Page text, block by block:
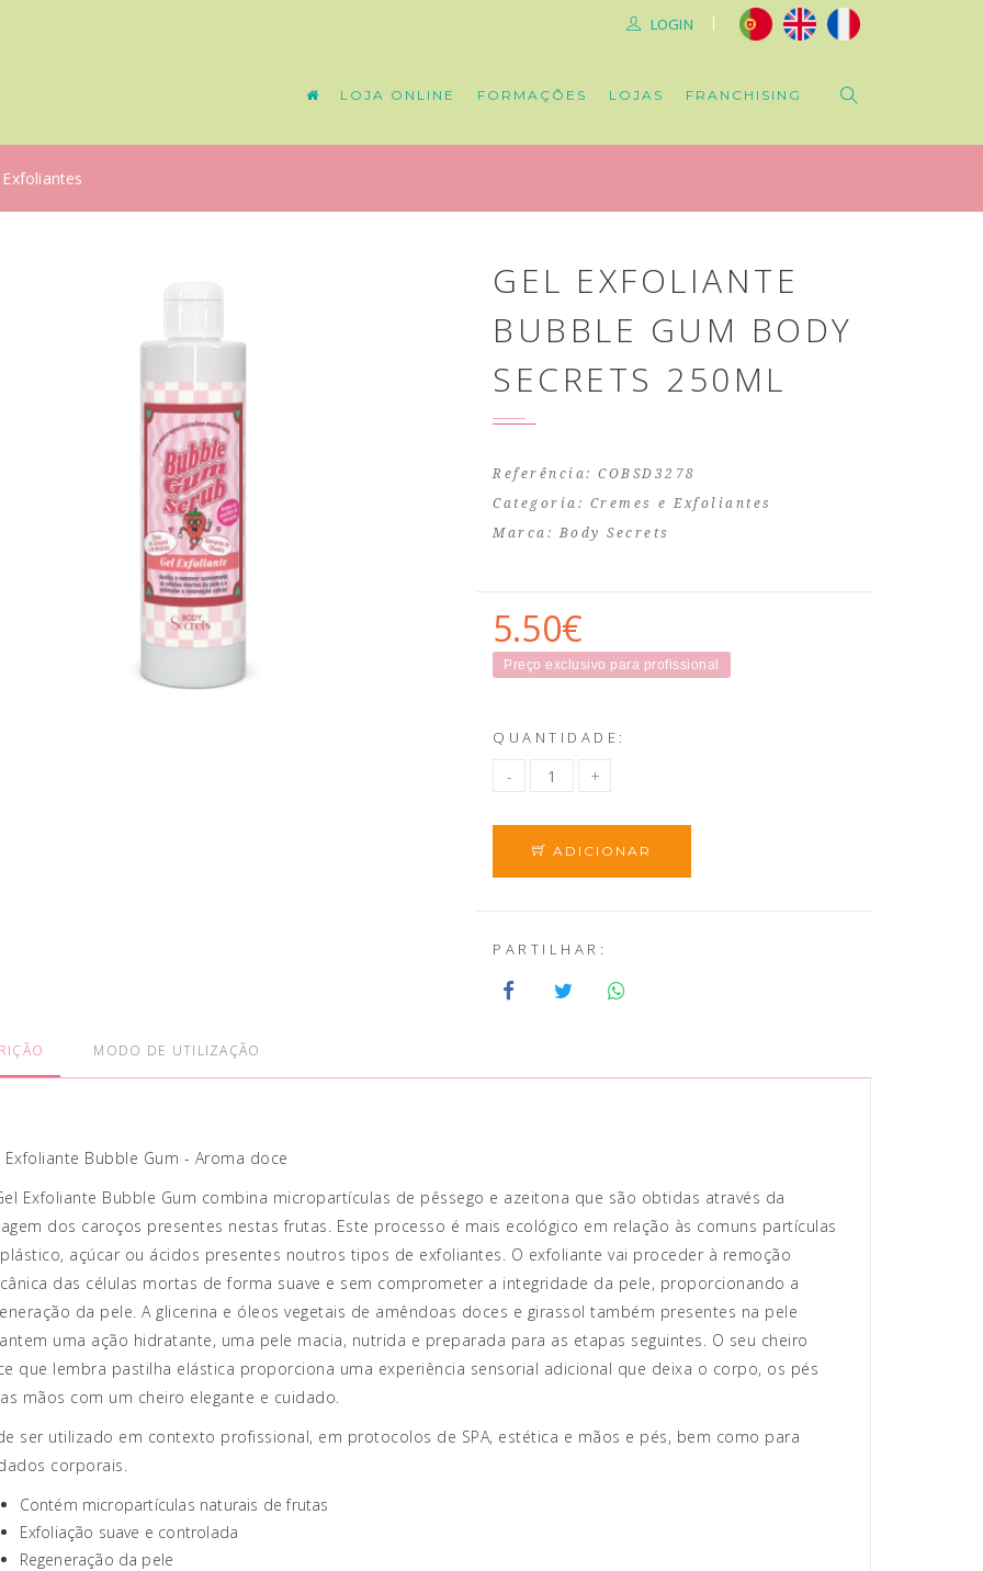
|
LOGIN
LOJA ONLINE FORMAÇÕES LOJAS FRANCHISING
GEL EXFOLIANTE
BUBBLE GUM BODY
SECRETS 250ML
Referência: COBSD3278
Categoria: Cremes e Exfoliantes
Marca: Body Secrets
5.50€
Preço exclusivo para profissional
QUANTIDADE:
ADICIONAR
PARTILHAR:
MODO DE UTILIZAÇÃO
Exfoliante Bubble Gum - Aroma doce
Exfoliante Bubble Gum combina micropartículas de pêssego e azeitona que são obtidas através da
dos caroços presentes nestas frutas. Este processo é mais ecológico em relação às comuns partículas
açúcar ou ácidos presentes noutros tipos de exfoliantes. O exfoliante vai proceder à remoção
das células mortas de forma suave e sem comprometer a integridade da pele, proporcionando a
da pele. A glicerina e óleos vegetais de amêndoas doces e girassol também presentes na pele
uma ação hidratante, uma pele macia, nutrida e preparada para as etapas seguintes. O seu cheiro
que lembra pastilha elástica proporciona uma experiência sensorial adicional que deixa o corpo, os pés
mãos com um cheiro elegante e cuidado.
ser utilizado em contexto profissional, em protocolos de SPA, estética e mãos e pés, bem como para
corporais.
Contém micropartículas naturais de frutas
Exfoliação suave e controlada
Regeneração da pele